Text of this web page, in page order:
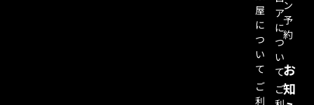
屋
に
つ
い
て
ご
利
ア
に
つ
い
て
ご
ン
予
約
お
知